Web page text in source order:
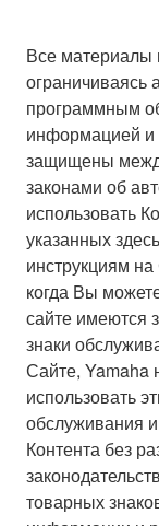
Все материалы
ограничиваясь
программным
информацией и
защищены
законами об
использовать
указанных
инструкциям
когда Вы
сайте имеются
знаки
Сайте, Yamaha
использовать
обслуживания
Контента без
товарных